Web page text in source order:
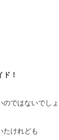
ド！
ではないでし
たけれども